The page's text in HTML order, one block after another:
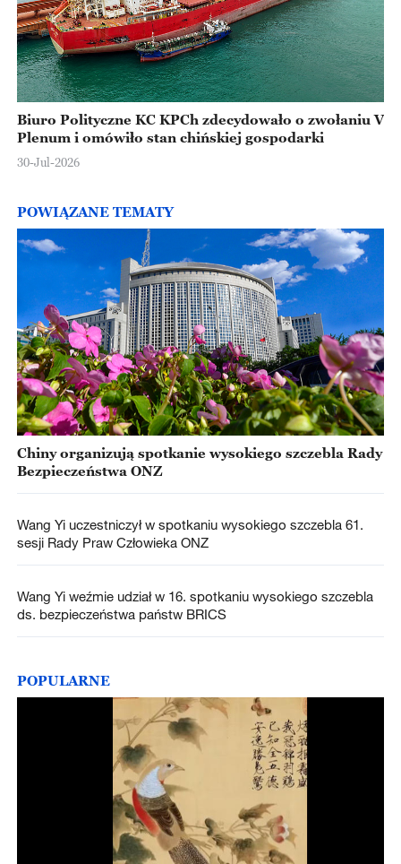
Biuro Polityczne KC KPCh zdecydowało o zwołaniu V
Plenum i omówiło stan chińskiej gospodarki
30-Jul-2026
POWIĄZANE TEMATY
Chiny organizują spotkanie wysokiego szczebla Rady
Bezpieczeństwa ONZ
Wang Yi uczestniczył w spotkaniu wysokiego szczebla 61.
sesji Rady Praw Człowieka ONZ
Wang Yi weźmie udział w 16. spotkaniu wysokiego szczebla
ds. bezpieczeństwa państw BRICS
POPULARNE